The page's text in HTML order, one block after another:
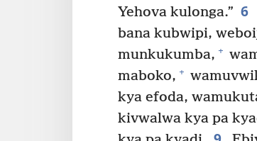
Yehova kulonga.” 6
bana kubwipi,
munkukumba, +
maboko, +
kya efoda,
kivwalwa kya pa